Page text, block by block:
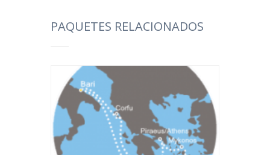
PAQUETES RELACIONADOS